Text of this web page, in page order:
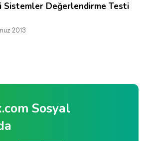
Sistemler Değerlendirme Testi
2013
Sosyal